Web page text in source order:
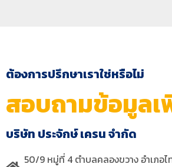
ต้องการปรึกษาเราใช่หรือไม่
สอบถามข้อมูลเ
บริษัท ประจักษ์ เครน จำกัด
50/9 หมู่ที่ 4 ตำบลคลองขวาง อำเภอ